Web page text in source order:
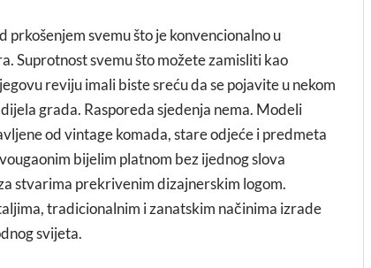
svemu što je konvencionalno u
Suprotnost svemu što možete zamisliti kao
reviju imali biste sreću da se pojavite u nekom
grada. Rasporeda sjedenja nema. Modeli
od vintage komada, stare odjeće i predmeta
bijelim platnom bez ijednog slova
stvarima prekrivenim dizajnerskim logom.
tradicionalnim i zanatskim načinima izrade
svijeta.